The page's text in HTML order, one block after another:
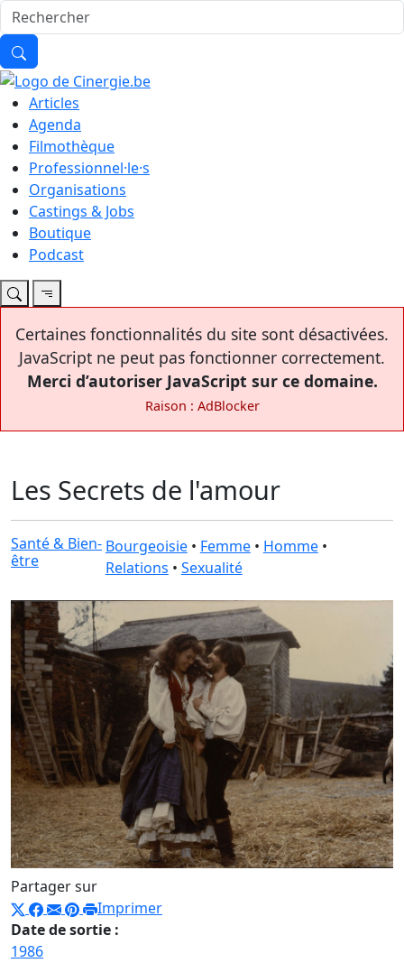
Articles
Agenda
Filmothèque
Professionnel·le·s
Organisations
Castings & Jobs
Boutique
Podcast
Certaines fonctionnalités du site sont désactivées.
JavaScript ne peut pas fonctionner correctement.
Merci d’autoriser JavaScript sur ce domaine.
Raison : AdBlocker
Les Secrets de l'amour
Santé & Bien-
être
Bourgeoisie• Femme• Homme•
Relations • Sexualité
Partager sur
Imprimer
Date de sortie :
1986